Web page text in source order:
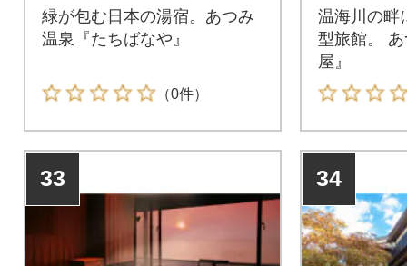
緑が包む日本の湯宿。あつみ
温泉『たちばなや』
（0件）
温海川の畔
型旅館。
屋』
33 34